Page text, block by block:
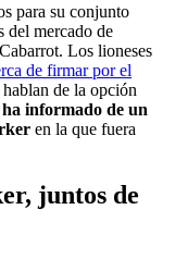
para su conjunto
del mercado de
Los lioneses
de firmar por el
de la opción
ha informado de un
en la que fuera
juntos de